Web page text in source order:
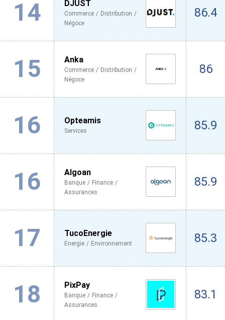
14 DJUST
Commerce / Distribution /
Négoce
86.4
15 Anka
Commerce / Distribution /
Négoce
86
16 Opteamis
Services 85.9
16 Algoan
Banque / Finance /
Assurances
85.9
17 TucoEnergie
Energie / Environnement 85.3
18 PixPay
Banque / Finance /
Assurances
83.1